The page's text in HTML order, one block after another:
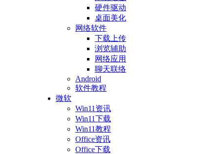
硬件驱动
桌面美化
网络软件
下载上传
浏览辅助
网络应用
聊天联络
Android
软件教程
微软
Win11资讯
Win11下载
Win11教程
Office资讯
Office下载